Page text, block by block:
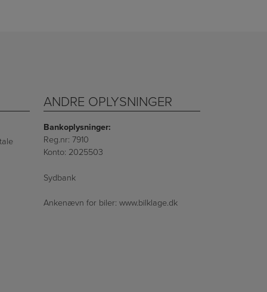
ANDRE OPLYSNINGER
Bankoplysninger:
Reg.nr: 7910
Konto: 2025503
Sydbank
Ankenævn for biler: www.bilklage.dk